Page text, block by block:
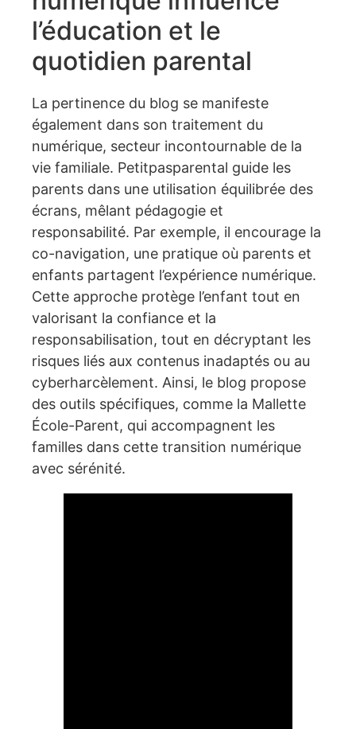
l’éducation et le
quotidien parental
La pertinence du blog se manifeste
également dans son traitement du
numérique, secteur incontournable de la
vie familiale. Petitpasparental guide les
parents dans une utilisation équilibrée des
écrans, mêlant pédagogie et
responsabilité. Par exemple, il encourage la
co-navigation, une pratique où parents et
enfants partagent l’expérience numérique.
Cette approche protège l’enfant tout en
valorisant la confiance et la
responsabilisation, tout en décryptant les
risques liés aux contenus inadaptés ou au
cyberharcèlement. Ainsi, le blog propose
des outils spécifiques, comme la Mallette
École-Parent, qui accompagnent les
familles dans cette transition numérique
avec sérénité.